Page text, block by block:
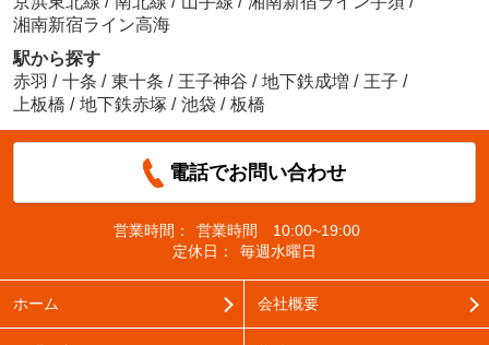
湘南新宿ライン高海
駅から探す
赤羽 / 十条 / 東十条 / 王子神谷 / 地下鉄成増 / 王子 /
上板橋 / 地下鉄赤塚 / 池袋 / 板橋
電話でお問い合わせ
営業時間：
営業時間 10:00~19:00
定休日：
毎週水曜日
ホーム 会社概要